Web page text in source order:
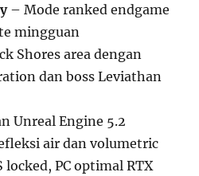
– Mode ranked endgame
mingguan
Shores area dengan
dan boss Leviathan
Unreal Engine 5.2
air dan volumetric
locked, PC optimal RTX